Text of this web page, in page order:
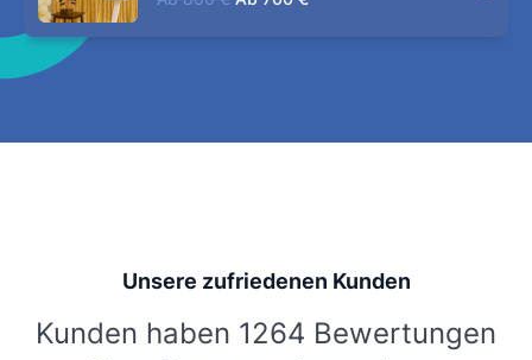
Unsere zufriedenen Kunden
Kunden haben 1264 Bewertungen